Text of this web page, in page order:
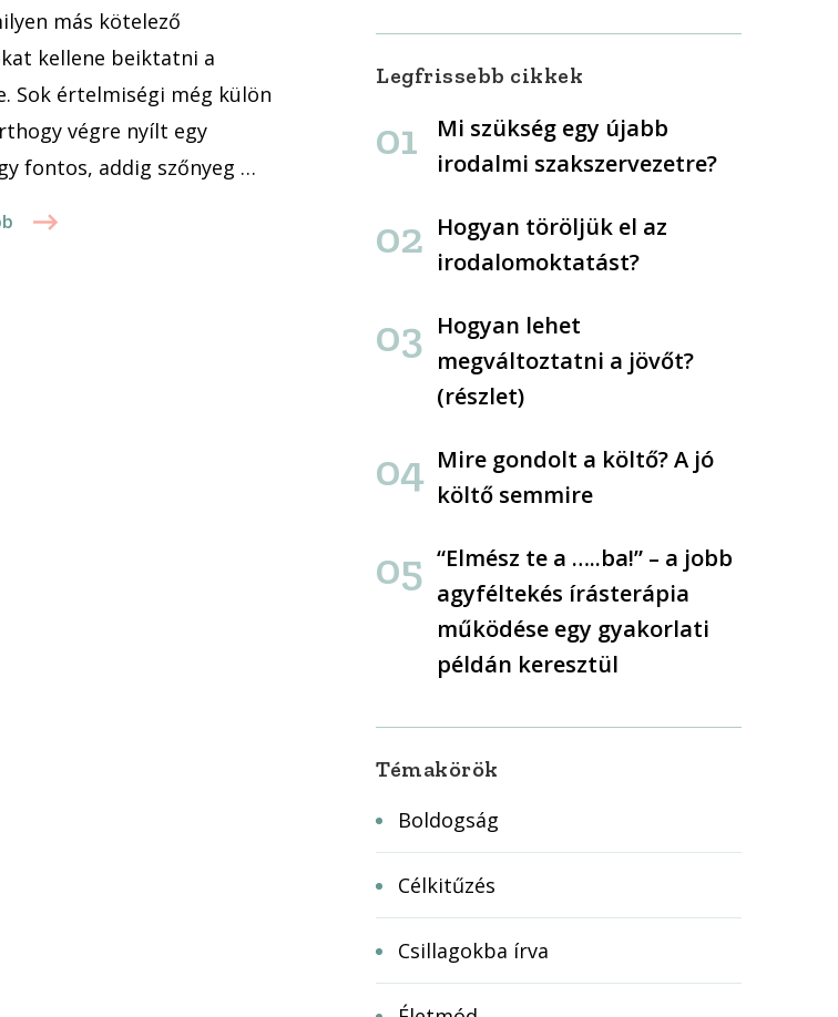
más kötelező
kellene beiktatni a
Sok értelmiségi még külön
végre nyílt egy
fontos, addig szőnyeg …
Legfrissebb cikkek
Mi szükség egy újabb
irodalmi szakszervezetre?
Hogyan töröljük el az
irodalomoktatást?
Hogyan lehet
megváltoztatni a jövőt?
(részlet)
Mire gondolt a költő? A jó
költő semmire
“Elmész te a …..ba!” – a jobb
agyféltekés írásterápia
működése egy gyakorlati
példán keresztül
Témakörök
Boldogság
Célkitűzés
Csillagokba írva